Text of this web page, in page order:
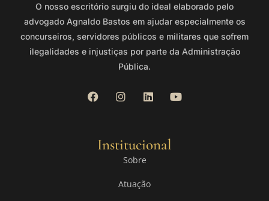
O nosso escritório surgiu do ideal elaborado pelo
advogado Agnaldo Bastos em ajudar especialmente os
concurseiros, servidores públicos e militares que sofrem
ilegalidades e injustiças por parte da Administração
Pública.
Institucional
Sobre
Atuação